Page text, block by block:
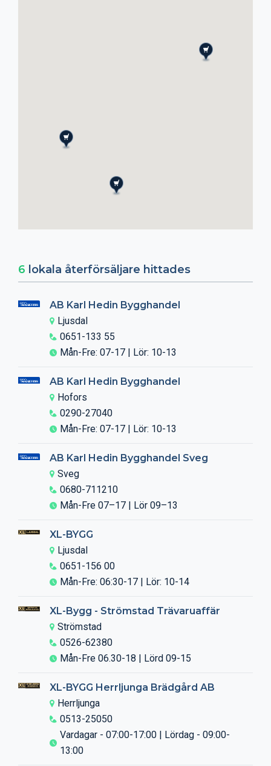
6 lokala återförsäljare hittades
AB Karl Hedin Bygghandel
Ljusdal
0651-133 55
Mån-Fre: 07-17 | Lör: 10-13
AB Karl Hedin Bygghandel
Hofors
0290-27040
Mån-Fre: 07-17 | Lör: 10-13
AB Karl Hedin Bygghandel Sveg
Sveg
0680-711210
Mån-Fre 07–17 | Lör 09–13
XL-BYGG
Ljusdal
0651-156 00
Mån-Fre: 06:30-17 | Lör: 10-14
XL-Bygg - Strömstad Trävaruaffär
Strömstad
0526-62380
Mån-Fre 06.30-18 | Lörd 09-15
XL-BYGG Herrljunga Brädgård AB
Herrljunga
0513-25050
Vardagar - 07:00-17:00 | Lördag - 09:00-
13:00